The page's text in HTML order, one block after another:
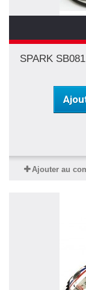
SPARK
Ajouter au